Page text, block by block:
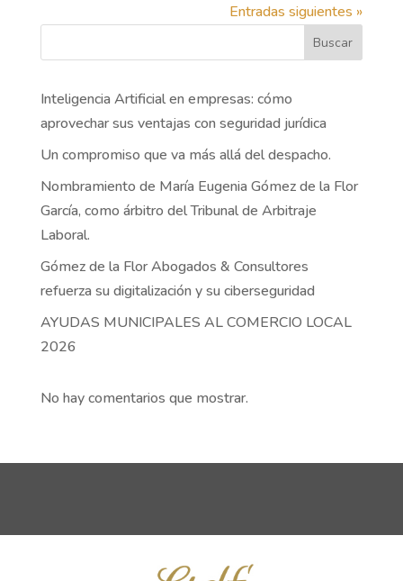
Entradas siguientes »
Buscar
Inteligencia Artificial en empresas: cómo
aprovechar sus ventajas con seguridad jurídica
Un compromiso que va más allá del despacho.
Nombramiento de María Eugenia Gómez de la Flor
García, como árbitro del Tribunal de Arbitraje
Laboral.
Gómez de la Flor Abogados & Consultores
refuerza su digitalización y su ciberseguridad
AYUDAS MUNICIPALES AL COMERCIO LOCAL
2026
No hay comentarios que mostrar.